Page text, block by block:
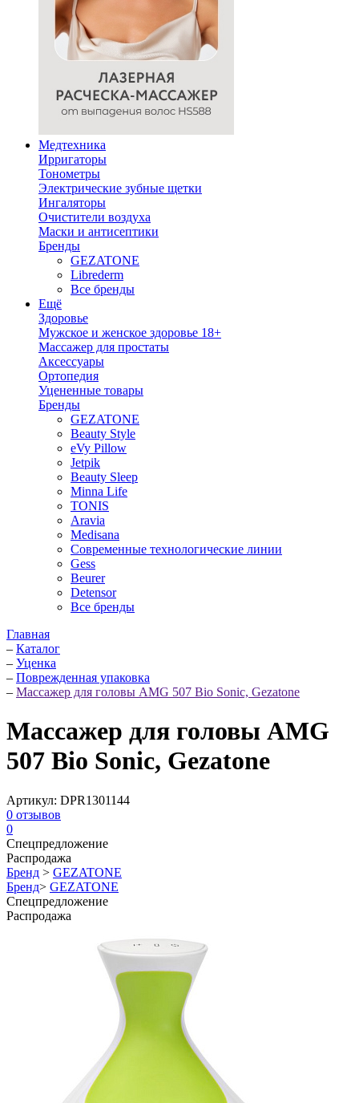
Медтехника
Ирригаторы
Тонометры
Электрические зубные щетки
Ингаляторы
Очистители воздуха
Маски и антисептики
Бренды
GEZATONE
Librederm
Все бренды
Ещё
Здоровье
Мужское и женское здоровье 18+
Массажер для простаты
Аксессуары
Ортопедия
Уцененные товары
Бренды
GEZATONE
Beauty Style
eVy Pillow
Jetpik
Beauty Sleep
Minna Life
TONIS
Aravia
Medisana
Современные технологические линии
Gess
Beurer
Detensor
Все бренды
Главная
– Каталог
– Уценка
– Поврежденная упаковка
– Массажер для головы AMG 507 Bio Sonic, Gezatone
Массажер для головы AMG
507 Bio Sonic, Gezatone
Артикул: DPR1301144
0 отзывов
0
Спецпредложение
Распродажа
Бренд > GEZATONE
Бренд> GEZATONE
Спецпредложение
Распродажа